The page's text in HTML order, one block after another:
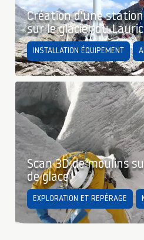
Création d'une
sur le glacier du
INSTALLATION ÉQUIPEMENT
Scan 3D de moulins
de glace
EXPLORATION ET REPÉRAGE